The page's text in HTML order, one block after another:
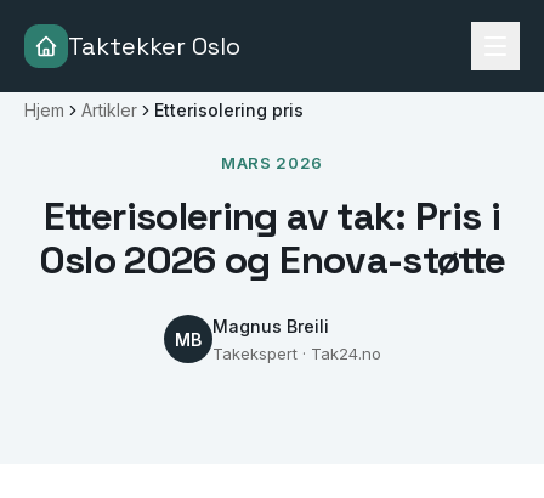
Taktekker Oslo
Hjem Artikler Etterisolering pris
MARS 2026
Etterisolering av tak: Pris i
Oslo 2026 og Enova-støtte
MB
Magnus Breili
Takekspert · Tak24.no